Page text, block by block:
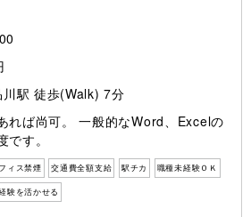
駅 徒歩(Walk) 7分
れば尚可。 一般的なWord、Excelの
す。
ィス禁煙 交通費全額支給 駅チカ 職種未経験ＯＫ
験を活かせる